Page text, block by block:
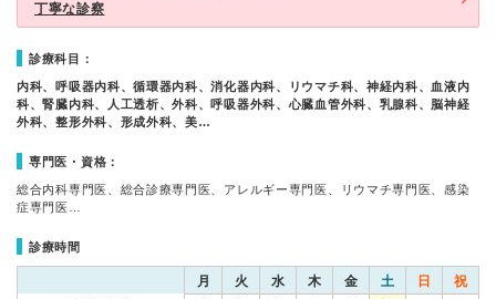
丁寧な診察
診療科目：
内科、呼吸器内科、循環器内科、消化器内科、リウマチ科、神経内科、血液内
科、腎臓内科、人工透析、外科、呼吸器外科、心臓血管外科、乳腺科、脳神経
外科、整形外科、形成外科、美…
専門医・資格：
総合内科専門医、総合診療専門医、アレルギー専門医、リウマチ専門医、感染
症専門医…
診療時間
月 火 水 木 金 土 日 祝